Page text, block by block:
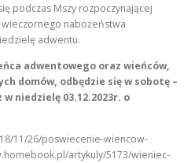
podczas Mszy rozpoczynającej
nabożeństwa
adwentu.
adwentowego oraz wieńców,
domów, odbędzie się w sobotę –
w niedzielę 03.12.2023r. o
11/26/poswiecenie-wiencow-
artykuly/5173/wieniec-